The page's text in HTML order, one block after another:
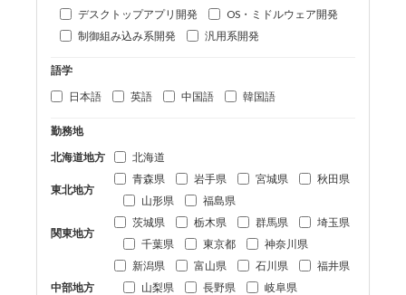
デスクトップアプリ開発
OS・ミドルウェア開発
制御組み込み系開発
汎用系開発
語学
日本語
英語 中国語 韓国語
勤務地
北海道地方
北海道
東北地方
青森県 岩手県 宮城県
秋田県
山形県
福島県
関東地方
茨城県 栃木県 群馬県
埼玉県
千葉県
東京都 神奈川県
中部地方
新潟県 富山県 石川県
福井県
山梨県
長野県
岐阜県